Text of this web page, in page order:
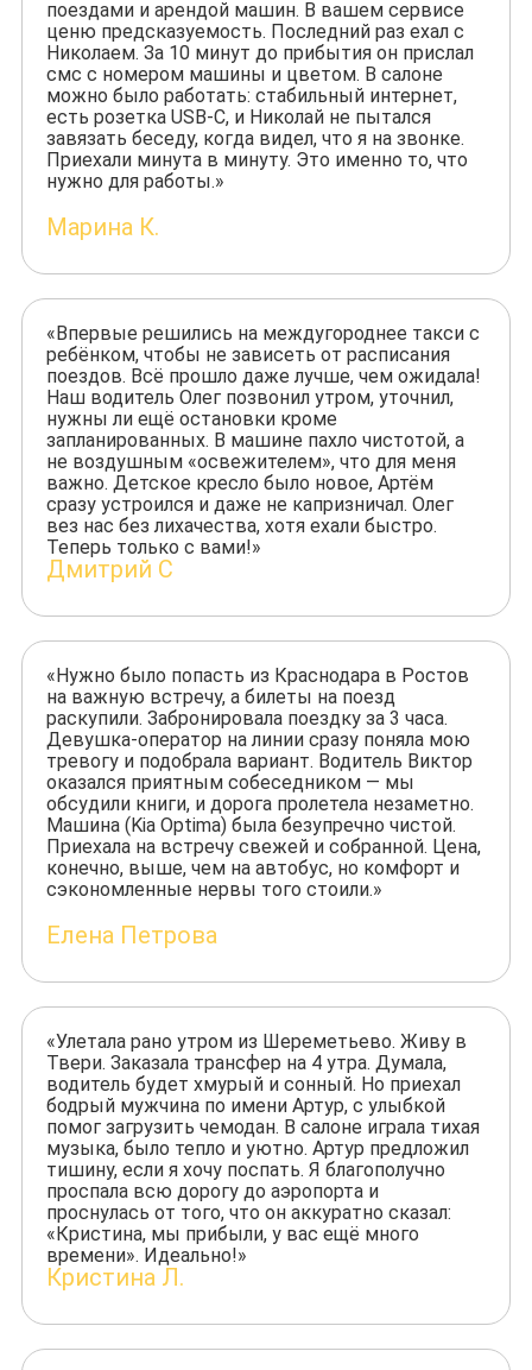
поездами и арендой машин. В вашем сервисе
ценю предсказуемость. Последний раз ехал с
Николаем. За 10 минут до прибытия он прислал
смс с номером машины и цветом. В салоне
можно было работать: стабильный интернет,
есть розетка USB-C, и Николай не пытался
завязать беседу, когда видел, что я на звонке.
Приехали минута в минуту. Это именно то, что
нужно для работы.»
Марина К.
«Впервые решились на междугороднее такси с
ребёнком, чтобы не зависеть от расписания
поездов. Всё прошло даже лучше, чем ожидала!
Наш водитель Олег позвонил утром, уточнил,
нужны ли ещё остановки кроме
запланированных. В машине пахло чистотой, а
не воздушным «освежителем», что для меня
важно. Детское кресло было новое, Артём
сразу устроился и даже не капризничал. Олег
вез нас без лихачества, хотя ехали быстро.
Теперь только с вами!»
Дмитрий С
«Нужно было попасть из Краснодара в Ростов
на важную встречу, а билеты на поезд
раскупили. Забронировала поездку за 3 часа.
Девушка-оператор на линии сразу поняла мою
тревогу и подобрала вариант. Водитель Виктор
оказался приятным собеседником — мы
обсудили книги, и дорога пролетела незаметно.
Машина (Kia Optima) была безупречно чистой.
Приехала на встречу свежей и собранной. Цена,
конечно, выше, чем на автобус, но комфорт и
сэкономленные нервы того стоили.»
Елена Петрова
«Улетала рано утром из Шереметьево. Живу в
Твери. Заказала трансфер на 4 утра. Думала,
водитель будет хмурый и сонный. Но приехал
бодрый мужчина по имени Артур, с улыбкой
помог загрузить чемодан. В салоне играла тихая
музыка, было тепло и уютно. Артур предложил
тишину, если я хочу поспать. Я благополучно
проспала всю дорогу до аэропорта и
проснулась от того, что он аккуратно сказал:
«Кристина, мы прибыли, у вас ещё много
времени». Идеально!»
Кристина Л.